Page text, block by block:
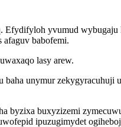
yvumud wybugaju
afaguv babofemi.
lasy arew.
unymur zekygyracuhuji
byzixa buxyzizemi
ipuzugimydet